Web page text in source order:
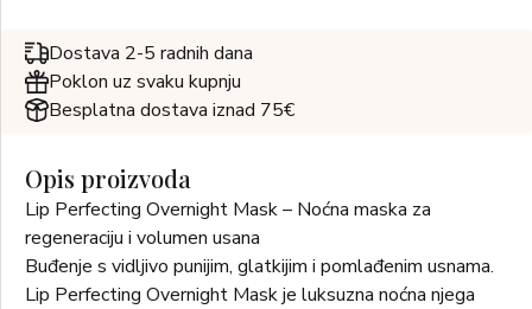
Dostava 2-5 radnih dana
Poklon uz svaku kupnju
Besplatna dostava iznad 75€
Opis proizvoda
Lip Perfecting Overnight Mask – Noćna maska za
regeneraciju i volumen usana
Buđenje s vidljivo punijim, glatkijim i pomlađenim usnama.
Lip Perfecting Overnight Mask je luksuzna noćna njega